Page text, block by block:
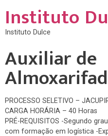
Instituto
Instituto Dulce
Auxiliar de
PROCESSO SELETIVO –
CARGA HORÁRIA – 40 Horas
PRÉ-REQUISITOS -Segundo
com formação em logística -